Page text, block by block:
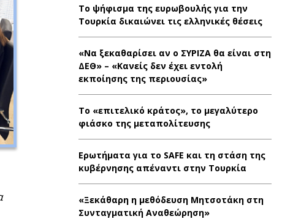
Το ψήφισμα της ευρωβουλής για την
Τουρκία δικαιώνει τις ελληνικές θέσεις
«Να ξεκαθαρίσει αν ο ΣΥΡΙΖΑ θα είναι στη
ΔΕΘ» – «Κανείς δεν έχει εντολή
εκποίησης της περιουσίας»
Το «επιτελικό κράτος», το μεγαλύτερο
φιάσκο της μεταπολίτευσης
Ερωτήματα για το SAFE και τη στάση της
κυβέρνησης απέναντι στην Τουρκία
«Ξεκάθαρη η μεθόδευση Μητσοτάκη στη
Συνταγματική Αναθεώρηση»